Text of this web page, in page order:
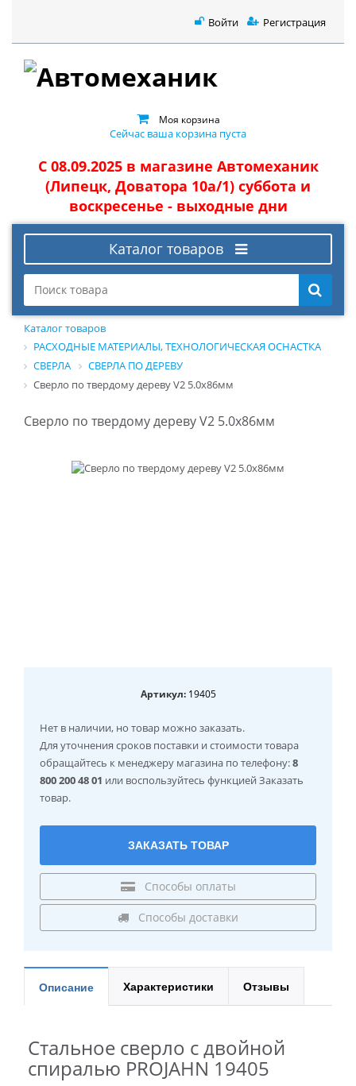
Войти Регистрация
Моя корзина
Сейчас ваша корзина пуста
С 08.09.2025 в магазине Автомеханик
(Липецк, Доватора 10а/1) суббота и
воскресенье - выходные дни
Каталог товаров
Каталог товаров
РАСХОДНЫЕ МАТЕРИАЛЫ, ТЕХНОЛОГИЧЕСКАЯ ОСНАСТКА
СВЕРЛА
СВЕРЛА ПО ДЕРЕВУ
Сверло по твердому дереву V2 5.0х86мм
Сверло по твердому дереву V2 5.0х86мм
Артикул:19405
Нет в наличии, но товар можно заказать.
Для уточнения сроков поставки и стоимости товара
обращайтесь к менеджеру магазина по телефону:8
800 200 48 01 или воспользуйтесь функцией Заказать
товар.
ЗАКАЗАТЬ ТОВАР
Способы оплаты
Способы доставки
Описание Характеристики Отзывы
Стальное сверло с двойной
спиралью PROJAHN 19405